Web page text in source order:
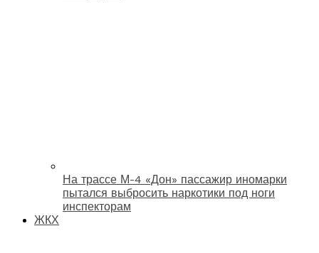
На трассе М-4 «Дон» пассажир иномарки
пытался выбросить наркотики под ноги
инспекторам
ЖКХ